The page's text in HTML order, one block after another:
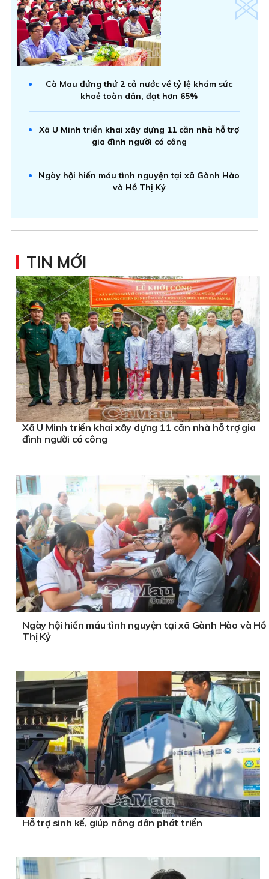
Cà Mau đứng thứ 2 cả nước về tỷ lệ khám sức
khoẻ toàn dân, đạt hơn 65%
Xã U Minh triển khai xây dựng 11 căn nhà hỗ trợ
gia đình người có công
Ngày hội hiến máu tình nguyện tại xã Gành Hào
và Hồ Thị Kỷ
TIN MỚI
Xã U Minh triển khai xây dựng 11 căn nhà hỗ trợ gia
đình người có công
Ngày hội hiến máu tình nguyện tại xã Gành Hào và Hồ
Thị Kỷ
Hỗ trợ sinh kế, giúp nông dân phát triển